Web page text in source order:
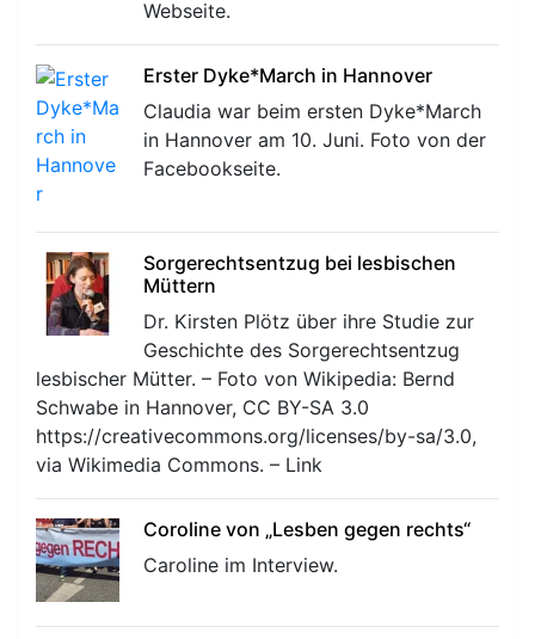
Webseite.
Erster Dyke*March in Hannover
Claudia war beim ersten Dyke*March
in Hannover am 10. Juni. Foto von der
Facebookseite.
Sorgerechtsentzug bei lesbischen
Müttern
Dr. Kirsten Plötz über ihre Studie zur
Geschichte des Sorgerechtsentzug
lesbischer Mütter. – Foto von Wikipedia: Bernd
Schwabe in Hannover, CC BY-SA 3.0
https://creativecommons.org/licenses/by-sa/3.0,
via Wikimedia Commons. – Link
Coroline von „Lesben gegen rechts“
Caroline im Interview.